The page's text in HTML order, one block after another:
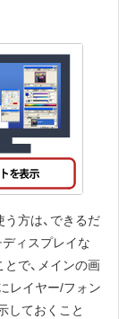
方は、できるだ
ィスプレイな
で、メインの画
レイヤー/フォン
しておくこと